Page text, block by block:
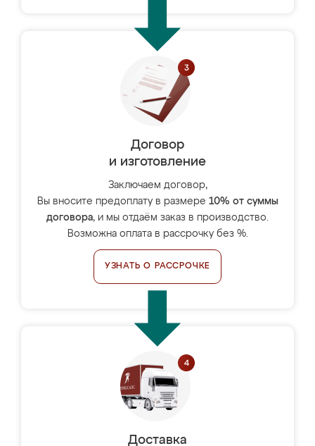
Договор
и изготовление
Заключаем договор,
Вы вносите предоплату в размере 10% от суммы
договора, и мы отдаём заказ в производство.
Возможна оплата в рассрочку без %.
УЗНАТЬ О РАССРОЧКЕ
Доставка